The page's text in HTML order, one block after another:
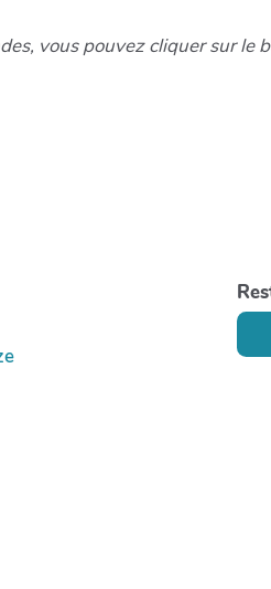
vous pouvez cliquer sur le